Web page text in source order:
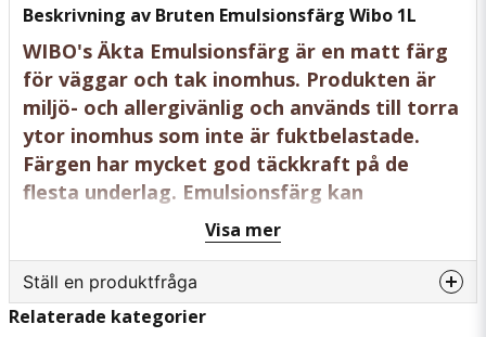
Beskrivning av Bruten Emulsionsfärg Wibo 1L
WIBO's Äkta Emulsionsfärg är en matt färg
för väggar och tak inomhus. Produkten är
miljö- och allergivänlig och används till torra
ytor inomhus som inte är fuktbelastade.
Färgen har mycket god täckkraft på de
flesta underlag. Emulsionsfärg kan
nyanseras i enlighet med de flesta
förekommande färgkartor.
Förarbete
Visa mer
Ställ en produktfråga
Relaterade kategorier